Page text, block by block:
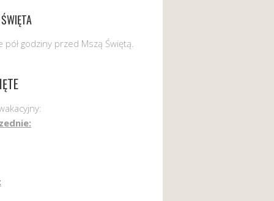
pół godziny przed Mszą Świętą.